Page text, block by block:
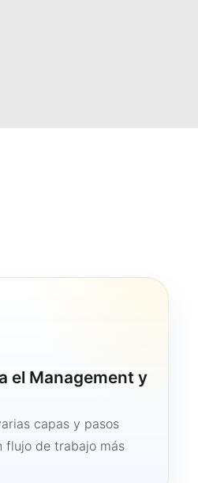
el Management y
capas y pasos
flujo de trabajo más